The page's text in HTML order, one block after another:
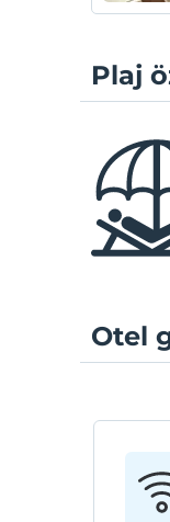
Plaj
Otel